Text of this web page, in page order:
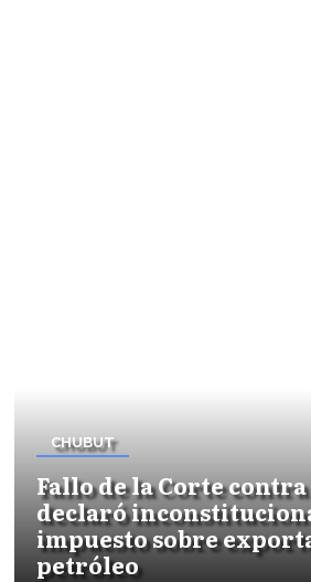
CHUBUT
Fallo de la Corte
declaró
impuesto sobre
petróleo